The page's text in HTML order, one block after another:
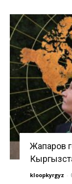
Жапаров
kloopkyrgyz -